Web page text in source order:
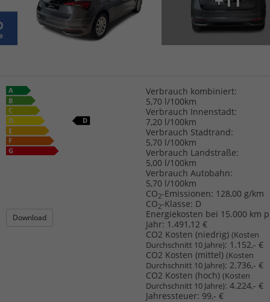
Verbrauch kombiniert:
5,70 l/100km
Verbrauch Innenstadt:
7,20 l/100km
Verbrauch Stadtrand:
5,70 l/100km
Verbrauch Landstraße:
5,00 l/100km
Verbrauch Autobahn:
5,70 l/100km
CO2-Emissionen: 128,00 g/km
CO2-Klasse: D
Download
Energiekosten bei 15.000 km
Jahr: 1.491,12 €
CO2 Kosten (niedrig) (Kosten
Durchschnitt 10 Jahre): 1.152,- €
CO2 Kosten (mittel) (Kosten
Durchschnitt 10 Jahre): 2.736,- €
CO2 Kosten (hoch) (Kosten
Durchschnitt 10 Jahre): 4.224,- €
Jahressteuer: 99,- €